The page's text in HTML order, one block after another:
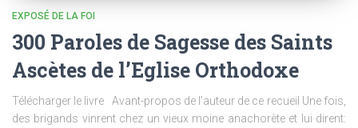
EXPOSÉ DE LA FOI
300 Paroles de Sagesse des Saints
Ascètes de l’Eglise Orthodoxe
Télécharger le livre Avant-propos de l’auteur de ce recueil Une fois,
des brigands vinrent chez un vieux moine anachorète et lui dirent: